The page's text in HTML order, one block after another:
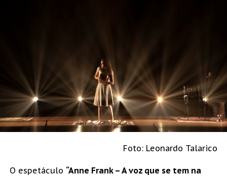
Foto: Leonardo Talarico
O espetáculo “Anne Frank – A voz que se tem na